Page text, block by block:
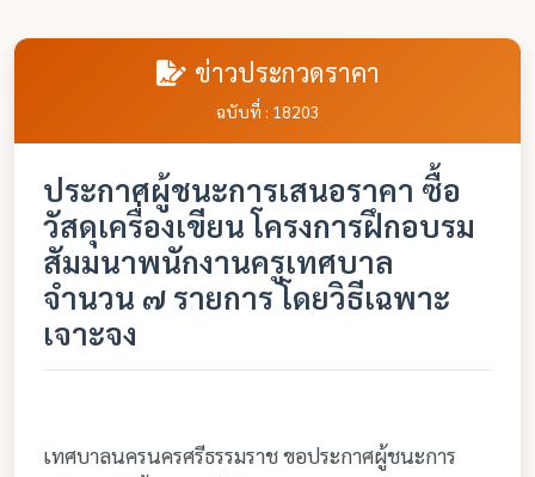
ข่าวประกวดราคา
ฉบับที่ : 18203
ประกาศผู้ชนะการเสนอราคา ซื้อ
วัสดุเครื่องเขียน โครงการฝึกอบรม
สัมมนาพนักงานครูเทศบาล
จำนวน ๗ รายการ โดยวิธีเฉพาะ
เจาะจง
เทศบาลนครนครศรีธรรมราช ขอประกาศผู้ชนะการ